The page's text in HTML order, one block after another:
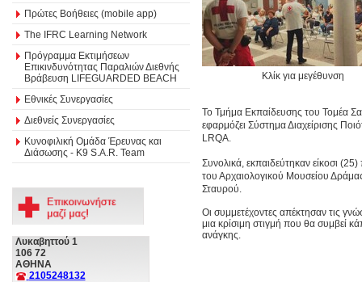
Πρώτες Βοήθειες (mobile app)
The IFRC Learning Network
Πρόγραμμα Εκτιμήσεων
Επικινδυνότητας Παραλιών Διεθνής
Βράβευση LIFEGUARDED BEACH
Εθνικές Συνεργασίες
Διεθνείς Συνεργασίες
Κυνοφιλική Ομάδα Έρευνας και
Διάσωσης - Κ9 S.A.R. Team
Λυκαβηττού 1
106 72
ΑΘΗΝΑ
2105248132
Κλίκ για μεγέθυνση
Το Τμήμα Εκπαίδευσης του Τομέα
εφαρμόζει Σύστημα Διαχείρισης
LRQA.
Συνολικά, εκπαιδεύτηκαν είκοσι
του Αρχαιολογικού Μουσείου
Σταυρού.
Οι συμμετέχοντες απέκτησαν τις
μια κρίσιμη στιγμή που θα συμβεί
ανάγκης.